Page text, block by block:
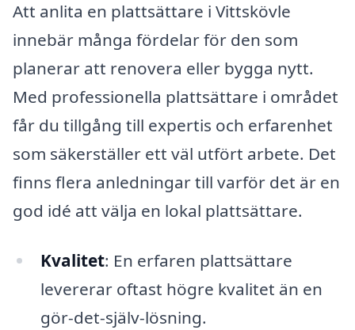
Att anlita en plattsättare i Vittskövle
innebär många fördelar för den som
planerar att renovera eller bygga nytt.
Med professionella plattsättare i området
får du tillgång till expertis och erfarenhet
som säkerställer ett väl utfört arbete. Det
finns flera anledningar till varför det är en
god idé att välja en lokal plattsättare.
Kvalitet: En erfaren plattsättare
levererar oftast högre kvalitet än en
gör-det-själv-lösning.